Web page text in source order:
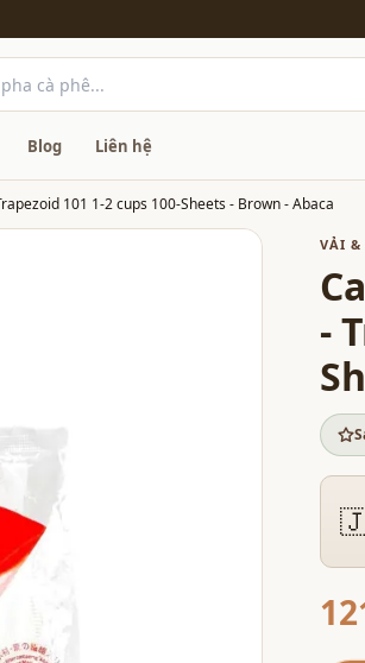
Blog Liên hệ
101 1-2 cups 100-Sheets - Brown - Abaca
VẢI &
-